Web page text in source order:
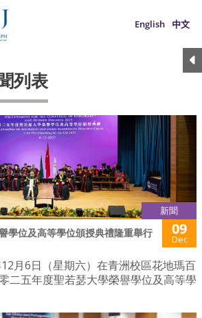
English 中文
列表
新聞
學位及高等學位頒授典禮隆重舉行 09
Dec
月6日（星期六）在青洲校區花地瑪百
二五年度聖若瑟大學榮譽學位及高等學